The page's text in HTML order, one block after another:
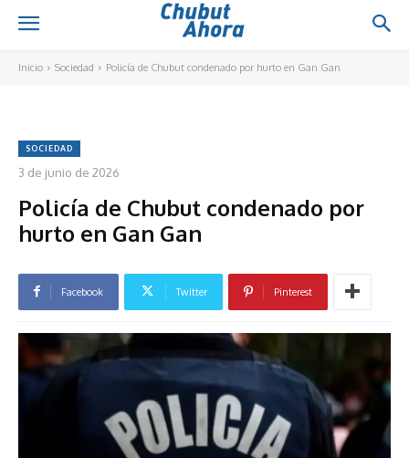
Inicio Sociedad Policía de Chubut condenado por hurto en Gan Gan
SOCIEDAD
3 de junio de 2026
Policía de Chubut condenado por
hurto en Gan Gan
Facebook Twitter Pinterest